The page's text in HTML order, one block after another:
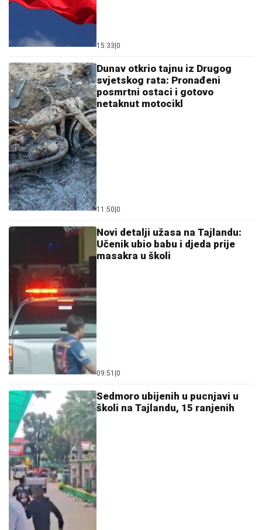
15:33|0
Dunav otkrio tajnu iz Drugog
svjetskog rata: Pronađeni
posmrtni ostaci i gotovo
netaknut motocikl
11:50|0
Novi detalji užasa na Tajlandu:
Učenik ubio babu i djeda prije
masakra u školi
09:51 |0
Sedmoro ubijenih u pucnjavi u
školi na Tajlandu, 15 ranjenih